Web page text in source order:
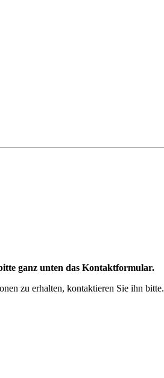
ganz unten das Kontaktformular.
zu erhalten, kontaktieren Sie ihn bitte.